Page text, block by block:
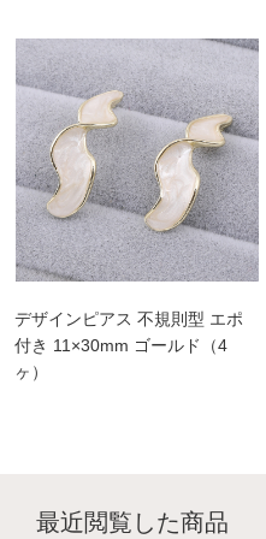
デザインピアス 不規則型 エポ
付き 11×30mm ゴールド（4
ヶ）
最近閲覧した商品